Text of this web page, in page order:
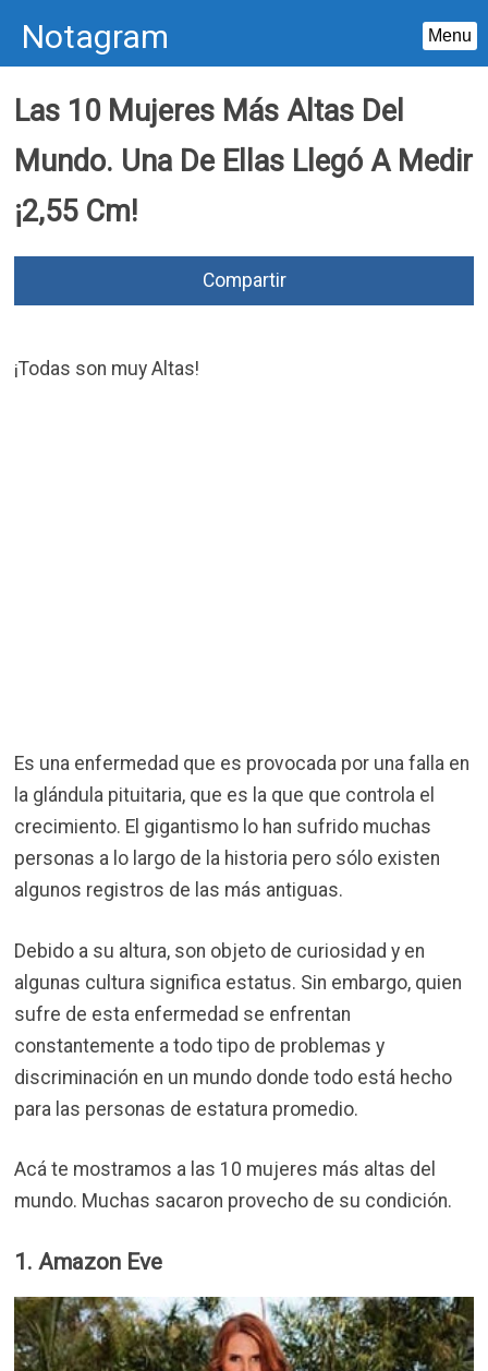
Notagram Menu
content
Las 10 Mujeres Más Altas Del
Mundo. Una De Ellas Llegó A Medir
¡2,55 Cm!
Compartir
¡Todas son muy Altas!
Es una enfermedad que es provocada por una falla en
la glándula pituitaria, que es la que que controla el
crecimiento. El gigantismo lo han sufrido muchas
personas a lo largo de la historia pero sólo existen
algunos registros de las más antiguas.
Debido a su altura, son objeto de curiosidad y en
algunas cultura significa estatus. Sin embargo, quien
sufre de esta enfermedad se enfrentan
constantemente a todo tipo de problemas y
discriminación en un mundo donde todo está hecho
para las personas de estatura promedio.
Acá te mostramos a las 10 mujeres más altas del
mundo. Muchas sacaron provecho de su condición.
1. Amazon Eve